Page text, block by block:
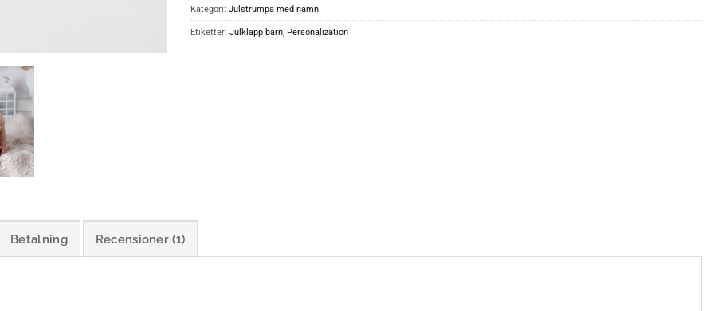
Kategori: Julstrumpa med namn
Etiketter: Julklapp barn Personalization
Betalning Recensioner (1)